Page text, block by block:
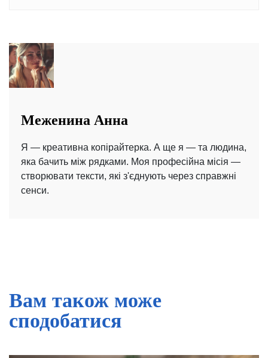
Меженина Анна
Я — креативна копірайтерка. А ще я — та людина,
яка бачить між рядками. Моя професійна місія —
створювати тексти, які з'єднують через справжні
сенси.
Вам також може
сподобатися